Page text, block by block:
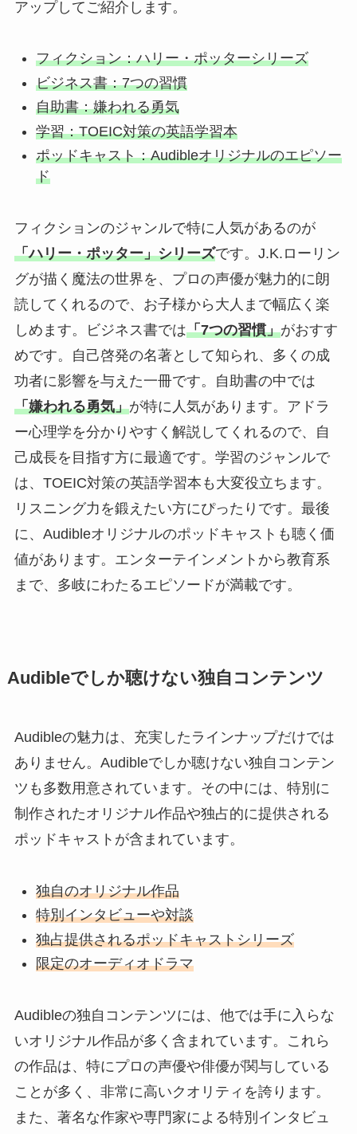
アップしてご紹介します。
フィクション：ハリー・ポッターシリーズ
ビジネス書：7つの習慣
自助書：嫌われる勇気
学習：TOEIC対策の英語学習本
ポッドキャスト：Audibleオリジナルのエピソー
ド
フィクションのジャンルで特に人気があるのが
「ハリー・ポッター」シリーズです。J.K.ローリン
グが描く魔法の世界を、プロの声優が魅力的に朗
読してくれるので、お子様から大人まで幅広く楽
しめます。ビジネス書では「7つの習慣」がおすす
めです。自己啓発の名著として知られ、多くの成
功者に影響を与えた一冊です。自助書の中では
「嫌われる勇気」が特に人気があります。アドラ
ー心理学を分かりやすく解説してくれるので、自
己成長を目指す方に最適です。学習のジャンルで
は、TOEIC対策の英語学習本も大変役立ちます。
リスニング力を鍛えたい方にぴったりです。最後
に、Audibleオリジナルのポッドキャストも聴く価
値があります。エンターテインメントから教育系
まで、多岐にわたるエピソードが満載です。
Audibleでしか聴けない独自コンテンツ
Audibleの魅力は、充実したラインナップだけでは
ありません。Audibleでしか聴けない独自コンテン
ツも多数用意されています。その中には、特別に
制作されたオリジナル作品や独占的に提供される
ポッドキャストが含まれています。
独自のオリジナル作品
特別インタビューや対談
独占提供されるポッドキャストシリーズ
限定のオーディオドラマ
Audibleの独自コンテンツには、他では手に入らな
いオリジナル作品が多く含まれています。これら
の作品は、特にプロの声優や俳優が関与している
ことが多く、非常に高いクオリティを誇ります。
また、著名な作家や専門家による特別インタビュ